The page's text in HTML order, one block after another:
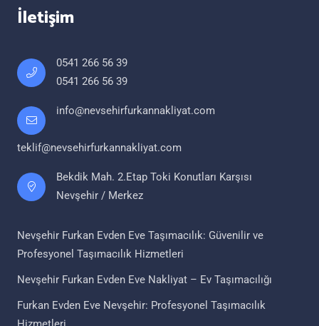
İletişim
0541 266 56 39
0541 266 56 39
info@nevsehirfurkannakliyat.com
teklif@nevsehirfurkannakliyat.com
Bekdik Mah. 2.Etap Toki Konutları Karşısı
Nevşehir / Merkez
Nevşehir Furkan Evden Eve Taşımacılık: Güvenilir ve
Profesyonel Taşımacılık Hizmetleri
Nevşehir Furkan Evden Eve Nakliyat – Ev Taşımacılığı
Furkan Evden Eve Nevşehir: Profesyonel Taşımacılık